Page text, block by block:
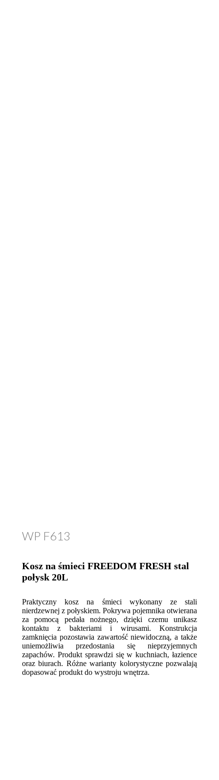
WP F613
Kosz na śmieci FREEDOM FRESH stal
połysk 20L
Praktyczny kosz na śmieci wykonany ze stali
nierdzewnej z połyskiem. Pokrywa pojemnika otwierana
za pomocą pedała nożnego, dzięki czemu unikasz
kontaktu z bakteriami i wirusami. Konstrukcja
zamknięcia pozostawia zawartość niewidoczną, a także
uniemożliwia przedostania się nieprzyjemnych
zapachów. Produkt sprawdzi się w kuchniach, łazience
oraz biurach. Różne warianty kolorystyczne pozwalają
dopasować produkt do wystroju wnętrza.